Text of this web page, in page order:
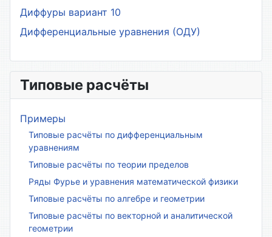
Диффуры вариант 10
Дифференциальные уравнения (ОДУ)
Типовые расчёты
Примеры
Типовые расчёты по дифференциальным
уравнениям
Типовые расчёты по теории пределов
Ряды Фурье и уравнения математической физики
Типовые расчёты по алгебре и геометрии
Типовые расчёты по векторной и аналитической
геометрии